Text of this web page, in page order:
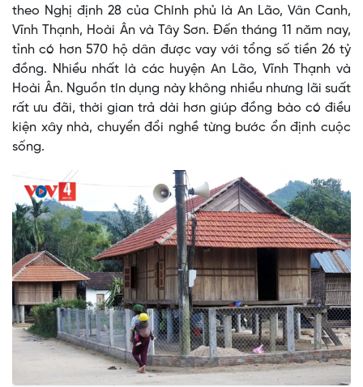
theo Nghị định 28 của Chính phủ là An Lão, Vân Canh,
Vĩnh Thạnh, Hoài Ân và Tây Sơn. Đến tháng 11 năm nay,
tỉnh có hơn 570 hộ dân được vay với tổng số tiền 26 tỷ
đồng. Nhiều nhất là các huyện An Lão, Vĩnh Thạnh và
Hoài Ân. Nguồn tín dụng này không nhiều nhưng lãi suất
rất ưu đãi, thời gian trả dài hơn giúp đồng bào có điều
kiện xây nhà, chuyển đổi nghề từng bước ổn định cuộc
sống.